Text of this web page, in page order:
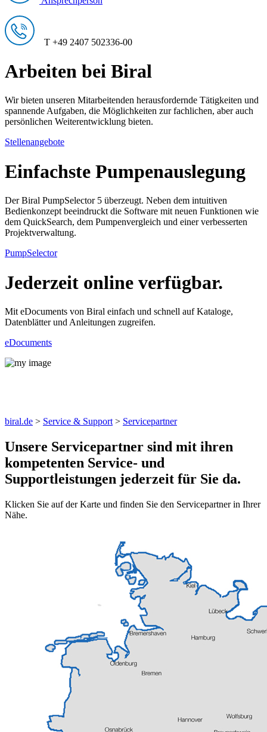
T +49 2407 502336-00
Arbeiten bei Biral
Wir bieten unseren Mitarbeitenden herausfordernde Tätigkeiten und
spannende Aufgaben, die Möglichkeiten zur fachlichen, aber auch
persönlichen Weiterentwicklung bieten.
Stellenangebote
Einfachste Pumpenauslegung
Der Biral PumpSelector 5 überzeugt. Neben dem intuitiven
Bedienkonzept beeindruckt die Software mit neuen Funktionen wie
dem QuickSearch, dem Pumpenvergleich und einer verbesserten
Projektverwaltung.
PumpSelector
Jederzeit online verfügbar.
Mit eDocuments von Biral einfach und schnell auf Kataloge,
Datenblätter und Anleitungen zugreifen.
eDocuments
biral.de > Service & Support > Servicepartner
Unsere Servicepartner sind mit ihren
kompetenten Service- und
Supportleistungen jederzeit für Sie da.
Klicken Sie auf der Karte und finden Sie den Servicepartner in Ihrer
Nähe.